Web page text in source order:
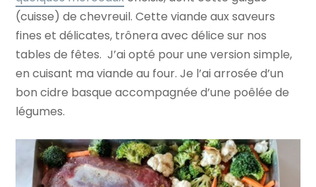
(cuisse) de chevreuil. Cette viande aux saveurs
fines et délicates, trônera avec délice sur nos
tables de fêtes. J’ai opté pour une version simple,
en cuisant ma viande au four. Je l’ai arrosée d’un
bon cidre basque accompagnée d’une poêlée de
légumes.